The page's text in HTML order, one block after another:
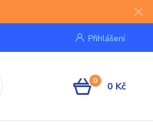
Přihlášení
0 0 Kč